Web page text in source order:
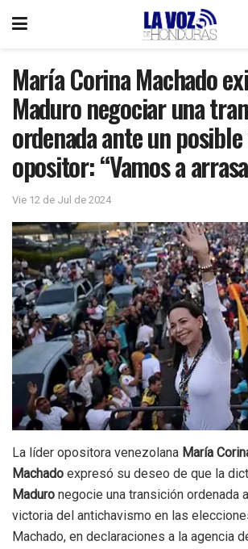
María Corina Machado
Maduro negociar una
ordenada ante un
opositor: “Vamos a
Vie 12 de Jul de 2024
La líder opositora venezolana María
Machado expresó su deseo de que la
Maduro negocie una transición ordenada
victoria del antichavismo en las
Machado, en declaraciones a la agencia